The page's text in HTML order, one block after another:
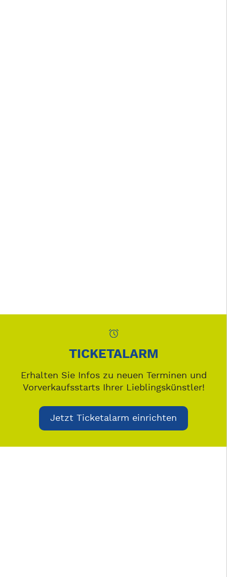
TICKETALARM
Erhalten Sie Infos zu neuen Terminen und
Vorverkaufsstarts Ihrer Lieblingskünstler!
Jetzt Ticketalarm einrichten